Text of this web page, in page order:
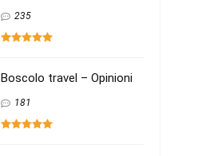
235
Boscolo travel – Opinioni
181